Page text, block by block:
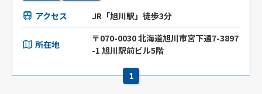
アクセス JR「旭川駅」徒歩3分
所在地
〒070-0030 北海道旭川市宮下通7-3897
-1 旭川駅前ビル5階
1